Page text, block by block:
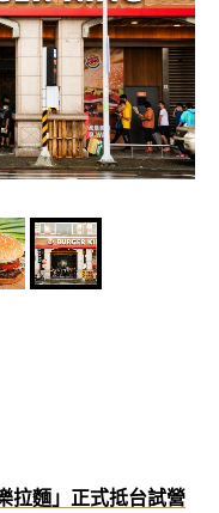
拉麵」正式抵台試營